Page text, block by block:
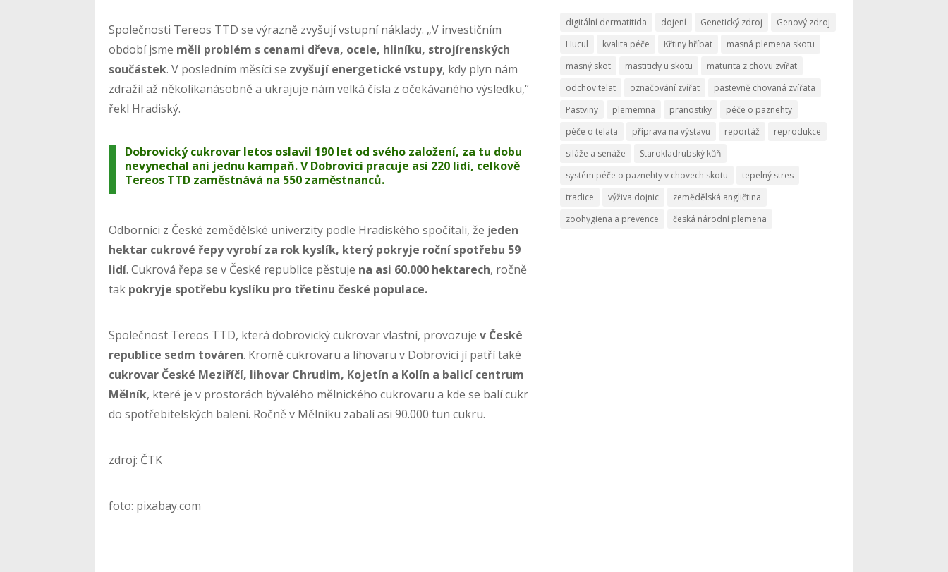
Společnosti Tereos TTD se výrazně zvyšují vstupní náklady. „V investičním
období jsme měli problém s cenami dřeva, ocele, hliníku, strojírenských
součástek. V posledním měsíci se zvyšují energetické vstupy, kdy plyn nám
zdražil až několikanásobně a ukrajuje nám velká čísla z očekávaného výsledku,“
řekl Hradiský.
Dobrovický cukrovar letos oslavil 190 let od svého založení, za tu dobu
nevynechal ani jednu kampaň. V Dobrovici pracuje asi 220 lidí, celkově
Tereos TTD zaměstnává na 550 zaměstnanců.
Odborníci z České zemědělské univerzity podle Hradiského spočítali, že jeden
hektar cukrové řepy vyrobí za rok kyslík, který pokryje roční spotřebu 59
lidí. Cukrová řepa se v České republice pěstuje na asi 60.000 hektarech, ročně
tak pokryje spotřebu kyslíku pro třetinu české populace.
Společnost Tereos TTD, která dobrovický cukrovar vlastní, provozujev České
republice sedm továren. Kromě cukrovaru a lihovaru v Dobrovici jí patří také
cukrovar České Meziříčí, lihovar Chrudim, Kojetín a Kolín a balicí centrum
Mělník, které je v prostorách bývalého mělnického cukrovaru a kde se balí cukr
do spotřebitelských balení. Ročně v Mělníku zabalí asi 90.000 tun cukru.
zdroj: ČTK
foto: pixabay.com
digitální dermatitida dojení Genetický zdroj
Genový zdroj
Hucul
kvalita péče Křtiny hříbat
masná plemena skotu
masný skot
mastitidy u skotu
maturita z chovu zvířat
odchov telat
označování zvířat
pastevně chovaná zvířata
Pastviny
plememna pranostiky
péče o paznehty
péče o telata
příprava na výstavu reportáž
reprodukce
siláže a senáže
Starokladrubský kůň
systém péče o paznehty v chovech skotu
tepelný stres
tradice
výživa dojnic
zemědělská angličtina
zoohygiena a prevence
česká národní plemena